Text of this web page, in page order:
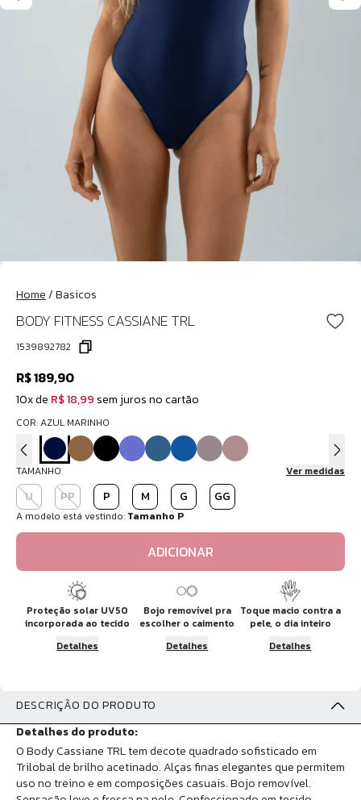
Home/Basicos
BODY FITNESS CASSIANE TRL
1539892782
R$ 189,90
10x de R$ 18,99 sem juros no cartão
COR: AZUL MARINHO
TAMANHO Ver medidas
U PP P M G GG
A modelo está vestindo: Tamanho P
ADICIONAR
Proteção solar UV50
incorporada ao tecido
Detalhes
Bojo removível pra
escolher o caimento
Detalhes
Toque macio contra a
pele, o dia inteiro
Detalhes
DESCRIÇÃO DO PRODUTO
Detalhes do produto:
O Body Cassiane TRL tem decote quadrado sofisticado em
Trilobal de brilho acetinado. Alças finas elegantes que permitem
uso no treino e em composições casuais. Bojo removível.